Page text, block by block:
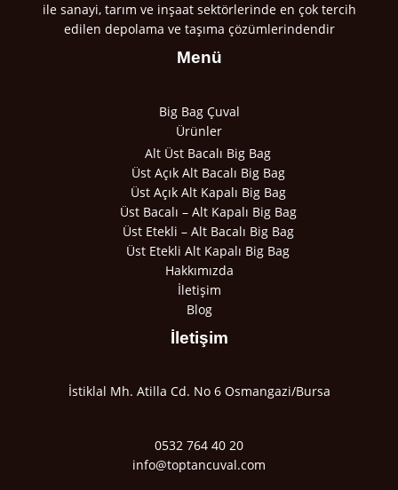
ile sanayi, tarım ve inşaat sektörlerinde en çok tercih
edilen depolama ve taşıma çözümlerindendir
Menü
Big Bag Çuval
Ürünler
Alt Üst Bacalı Big Bag
Üst Açık Alt Bacalı Big Bag
Üst Açık Alt Kapalı Big Bag
Üst Bacalı – Alt Kapalı Big Bag
Üst Etekli – Alt Bacalı Big Bag
Üst Etekli Alt Kapalı Big Bag
Hakkımızda
İletişim
Blog
İletişim
İstiklal Mh. Atilla Cd. No 6 Osmangazi/Bursa
0532 764 40 20
info@toptancuval.com